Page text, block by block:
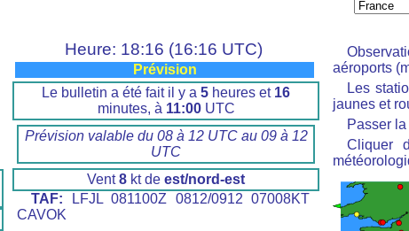
Heure: 18:16 (16:16 UTC)
Prévision
Le bulletin a été fait il y a 5 heures et 16
minutes, à 11:00UTC
Prévision valable du 08 à 12 UTC au 09 à 12
UTC
Vent8 kt de est/nord-est
TAF: LFJL 081100Z 0812/0912 07008KT
CAVOK
aéroports
Les
jaunes et
Passer
Cliquer